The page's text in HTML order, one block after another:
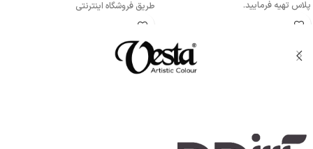
پلاس تهیه فرمایید.
طریق فروشگاه اینترنتی